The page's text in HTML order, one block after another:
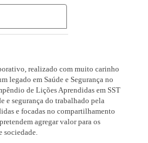
realizado com muito carinho
legado em Saúde e Segurança no
de Lições Aprendidas em SST
e segurança do trabalhado pela
e focadas no compartilhamento
agregar valor para os
sociedade.